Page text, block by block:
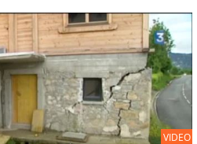
VIDEO